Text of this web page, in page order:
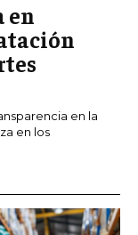
en
en la
en los